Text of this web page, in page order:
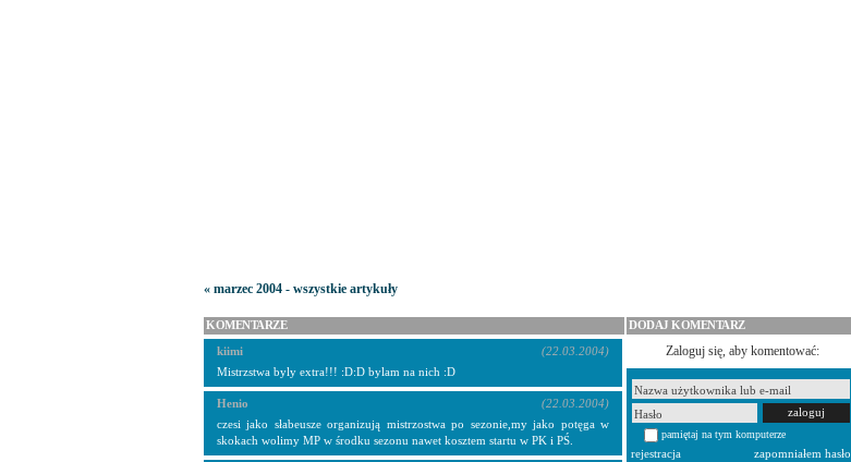
« marzec 2004 - wszystkie artykuły
KOMENTARZE
kiimi
Mistrzstwa byly extra!!! :D:D bylam na nich :D
(22.03.2004)
Henio
czesi jako słabeusze organizują mistrzostwa po sezonie,my jako potęga w
skokach wolimy MP w środku sezonu nawet kosztem startu w PK i PŚ.
(22.03.2004)
DODAJ KOMENTARZ
Zaloguj się, aby komentować:
pamiętaj na tym komputerze
rejestracja
zapomniałem hasło